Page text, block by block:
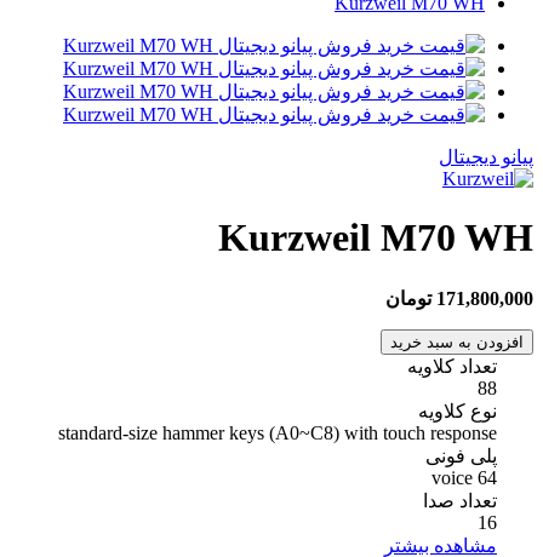
پیانو دیجیتال
Kurzweil M70 WH
171,800,000 تومان
افزودن به سبد خرید
تعداد کلاویه
88
نوع کلاویه
standard-size hammer keys (A0~C8) with touch response
پلی فونی
64 voice
تعداد صدا
16
مشاهده بیشتر